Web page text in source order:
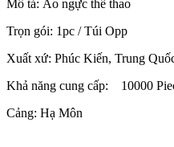
Mô tả: Áo ngực thể thao
Trọn gói: 1pc / Túi Opp
Xuất xứ: Phúc Kiến, Trung
Khả năng cung cấp:
10000
Cảng: Hạ Môn